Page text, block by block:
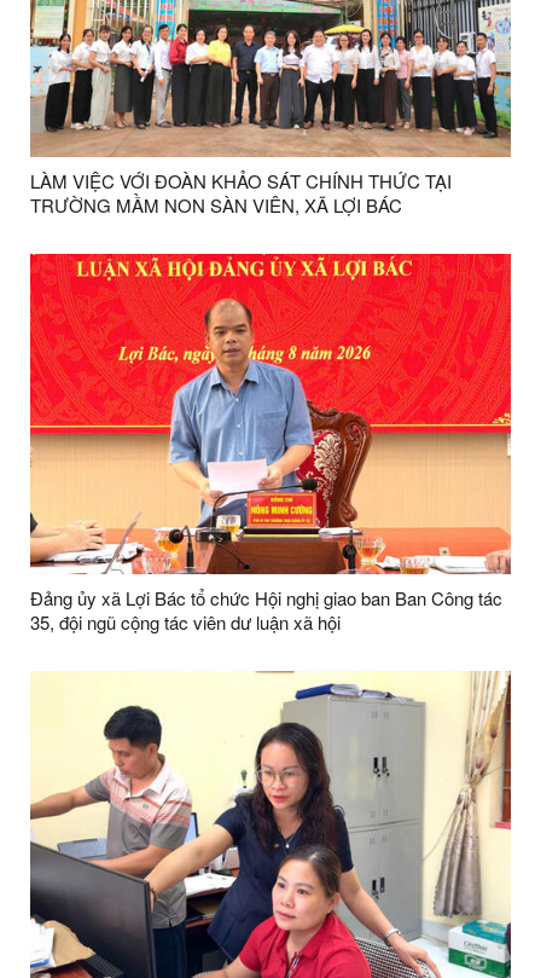
LÀM VIỆC VỚI ĐOÀN KHẢO SÁT CHÍNH THỨC TẠI
TRƯỜNG MẦM NON SÀN VIÊN, XÃ LỢI BÁC
Đảng ủy xã Lợi Bác tổ chức Hội nghị giao ban Ban Công tác
35, đội ngũ cộng tác viên dư luận xã hội